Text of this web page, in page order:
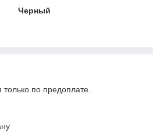
Черный
только по предоплате.